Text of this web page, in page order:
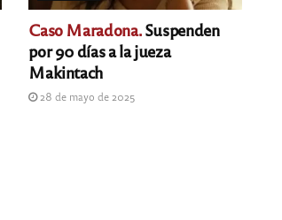
Caso Maradona.Suspenden
por 90 días a la jueza
Makintach
28 de mayo de 2025